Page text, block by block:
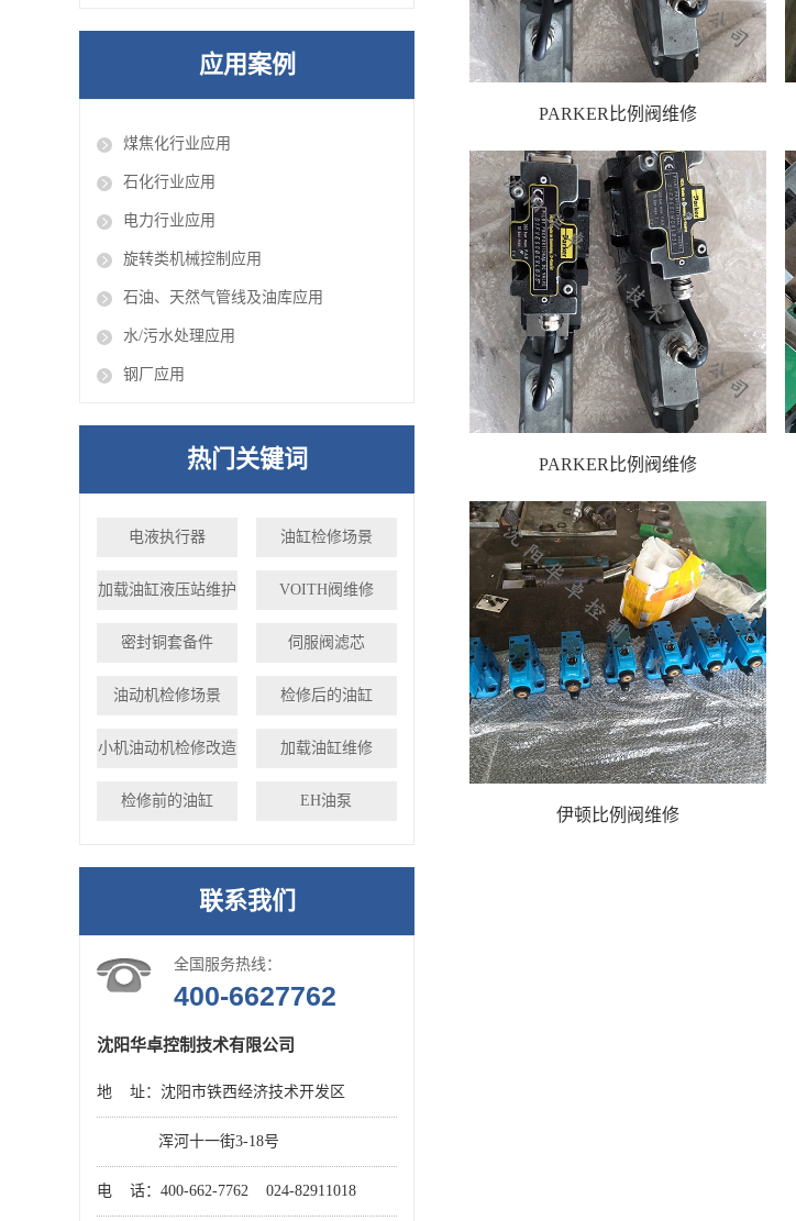
应用案例
煤焦化行业应用
石化行业应用
电力行业应用
旋转类机械控制应用
石油、天然气管线及油库应用
水/污水处理应用
钢厂应用
热门关键词
电液执行器 油缸检修场景
加载油缸液压站维护 VOITH阀维修
密封铜套备件 伺服阀滤芯
油动机检修场景 检修后的油缸
小机油动机检修改造 加载油缸维修
检修前的油缸 EH油泵
联系我们
全国服务热线：
400-6627762
沈阳华卓控制技术有限公司
地 址：沈阳市铁西经济技术开发区
浑河十一街3-18号
电 话：400-662-7762 024-82911018
PARKER比例阀维修
PARKER比例阀维修
伊顿比例阀维修